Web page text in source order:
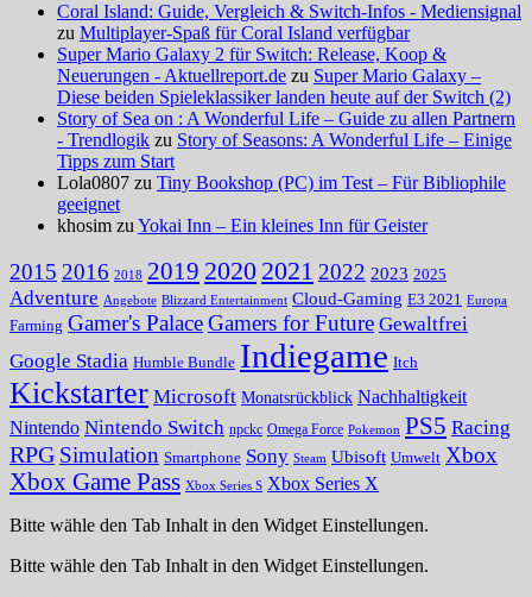
Coral Island: Guide, Vergleich & Switch-Infos - Mediensignal
zu Multiplayer-Spaß für Coral Island verfügbar
Super Mario Galaxy 2 für Switch: Release, Koop &
Neuerungen - Aktuellreport.de zu Super Mario Galaxy –
Diese beiden Spieleklassiker landen heute auf der Switch (2)
Story of Sea on : A Wonderful Life – Guide zu allen Partnern
- Trendlogik zu Story of Seasons: A Wonderful Life – Einige
Tipps zum Start
Lola0807 zu Tiny Bookshop (PC) im Test – Für Bibliophile
geeignet
khosim zu Yokai Inn – Ein kleines Inn für Geister
2015 2016 2018 2019 2020 2021 2022 2023 2025
Adventure Angebote Blizzard Entertainment Cloud-Gaming E3 2021 Europa
Farming Gamer's PalaceGamers for Future Gewaltfrei
Google Stadia Humble Bundle Indiegame Itch
Kickstarter Microsoft Monatsrückblick Nachhaltigkeit
Nintendo Nintendo Switch npckc Omega Force Pokemon PS5 Racing
RPG Simulation Smartphone Sony Steam Ubisoft Umwelt Xbox
Xbox Game Pass Xbox Series S Xbox Series X
Bitte wähle den Tab Inhalt in den Widget Einstellungen.
Bitte wähle den Tab Inhalt in den Widget Einstellungen.